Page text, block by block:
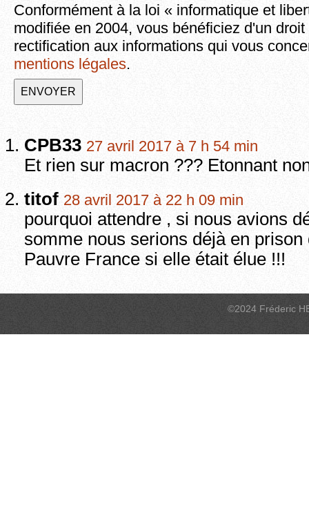
Conformément à la loi « informatique et
modifiée en 2004, vous bénéficiez d'un
rectification aux informations qui vous
mentions légales.
CPB33 27 avril 2017 à 7 h 54 min
Et rien sur macron ??? Etonnant
titof 28 avril 2017 à 22 h 09 min
pourquoi attendre , si nous avions
somme nous serions déjà en
Pauvre France si elle était élue !!!
©2024 Fréderic